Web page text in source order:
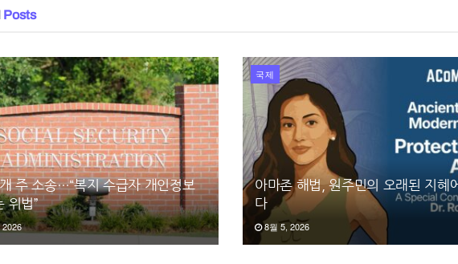
Posts
주 소송…“복지 수급자 개인정보
위법”
국제
아마존 해법, 원주민의 오래된 지혜
다
8월 5, 2026